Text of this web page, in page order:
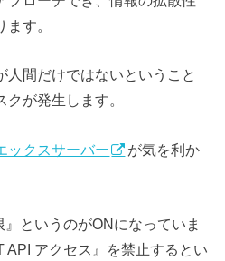
す。
人間だけではないということ
が発生します。
ックスサーバー
が気を利か
』というのがONになっていま
API アクセス』を禁止するとい